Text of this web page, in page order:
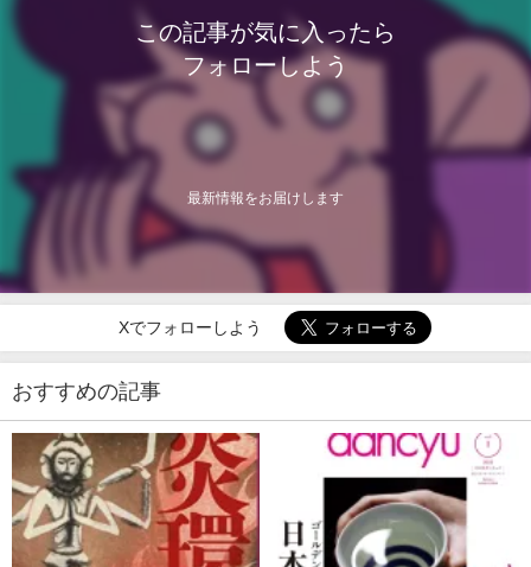
この記事が気に入ったら
フォローしよう
最新情報をお届けします
Xでフォローしよう
おすすめの記事